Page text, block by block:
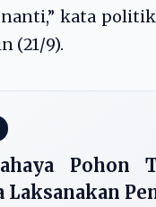
kata
(21/9).
Pohon
Laksanakan